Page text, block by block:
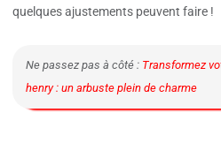
quelques ajustements peuvent faire !
Ne passez pas à côté : Transformez
henry : un arbuste plein de charme